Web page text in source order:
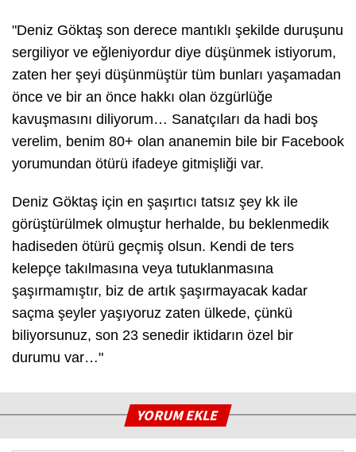
"Deniz Göktaş son derece mantıklı şekilde duruşunu
sergiliyor ve eğleniyordur diye düşünmek istiyorum,
zaten her şeyi düşünmüştür tüm bunları yaşamadan
önce ve bir an önce hakkı olan özgürlüğe
kavuşmasını diliyorum… Sanatçıları da hadi boş
verelim, benim 80+ olan ananemin bile bir Facebook
yorumundan ötürü ifadeye gitmişliği var.
Deniz Göktaş için en şaşırtıcı tatsız şey kk ile
görüştürülmek olmuştur herhalde, bu beklenmedik
hadiseden ötürü geçmiş olsun. Kendi de ters
kelepçe takılmasına veya tutuklanmasına
şaşırmamıştır, biz de artık şaşırmayacak kadar
saçma şeyler yaşıyoruz zaten ülkede, çünkü
biliyorsunuz, son 23 senedir iktidarın özel bir
durumu var…"
YORUM EKLE